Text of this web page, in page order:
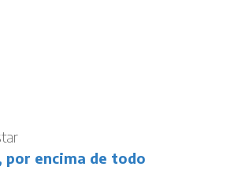
por encima de todo